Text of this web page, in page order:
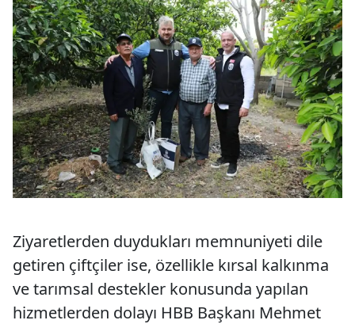
Ziyaretlerden duydukları memnuniyeti dile
getiren çiftçiler ise, özellikle kırsal kalkınma
ve tarımsal destekler konusunda yapılan
hizmetlerden dolayı HBB Başkanı Mehmet